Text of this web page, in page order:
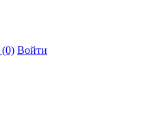
(0) Войти